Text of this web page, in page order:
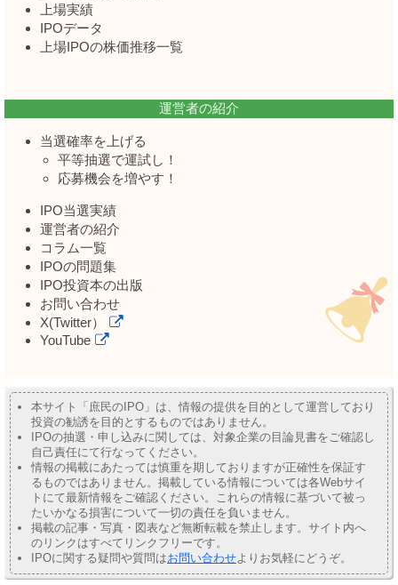
上場実績
IPOデータ
上場IPOの株価推移一覧
運営者の紹介
当選確率を上げる
平等抽選で運試し！
応募機会を増やす！
IPO当選実績
運営者の紹介
コラム一覧
IPOの問題集
IPO投資本の出版
お問い合わせ
X(Twitter）
YouTube
本サイト「庶民のIPO」は、情報の提供を目的として運営しており
投資の勧誘を目的とするものではありません。
IPOの抽選・申し込みに関しては、対象企業の目論見書をご確認し
自己責任にて行なってください。
情報の掲載にあたっては慎重を期しておりますが正確性を保証す
るものではありません。掲載している情報については各Webサイ
トにて最新情報をご確認ください。これらの情報に基づいて被っ
たいかなる損害について一切の責任を負いません。
掲載の記事・写真・図表など無断転載を禁止します。サイト内へ
のリンクはすべてリンクフリーです。
IPOに関する疑問や質問はお問い合わせよりお気軽にどうぞ。